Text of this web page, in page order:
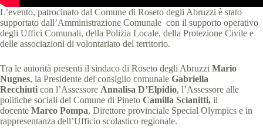
L’evento, patrocinato dal Comune di Roseto degli Abruzzi è stato
supportato dall’Amministrazione Comunale con il supporto operativo
degli Uffici Comunali, della Polizia Locale, della Protezione Civile e
delle associazioni di volontariato del territorio.
Tra le autorità presenti il sindaco di Roseto degli Abruzzi Mario
Nugnes, la Presidente del consiglio comunale Gabriella
Recchiuti con l’Assessore Annalisa D’Elpidio, l’Assessore alle
politiche sociali del Comune di Pineto Camilla Scianitti, il
docente Marco Pompa, Direttore provinciale Special Olympics e in
rappresentanza dell’Ufficio scolastico regionale.